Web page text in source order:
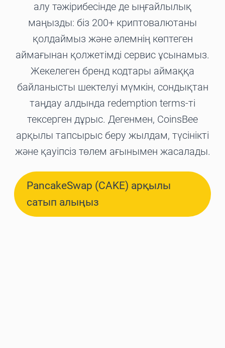
алу тәжірибесінде де ыңғайлылық
маңызды: біз 200+ криптовалютаны
қолдаймыз және әлемнің көптеген
аймағынан қолжетімді сервис ұсынамыз.
Жекелеген бренд кодтары аймаққа
байланысты шектелуі мүмкін, сондықтан
таңдау алдында redemption terms-ті
тексерген дұрыс. Дегенмен, CoinsBee
арқылы тапсырыс беру жылдам, түсінікті
және қауіпсіз төлем ағынымен жасалады.
PancakeSwap (CAKE) арқылы
сатып алыңыз